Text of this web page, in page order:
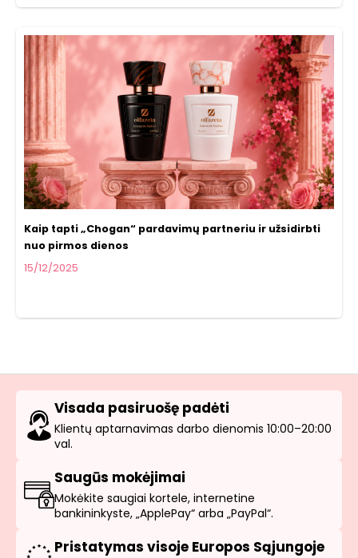
Kaip tapti „Chogan“ pardavimų partneriu ir užsidirbti
nuo pirmos dienos
15/12/2025
Visada pasiruošę padėti
Klientų aptarnavimas darbo dienomis 10:00–20:00
val.
Saugūs mokėjimai
Mokėkite saugiai kortele, internetine
bankininkyste, „ApplePay“ arba „PayPal“.
Pristatymas visoje Europos Sąjungoje